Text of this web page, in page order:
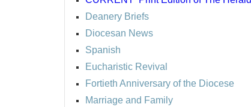
Deanery Briefs
Diocesan News
Spanish
Eucharistic Revival
Fortieth Anniversary of the Diocese
Marriage and Family